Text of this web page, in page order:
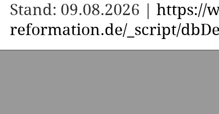
Stand: 09.08.2026 | https://
reformation.de/_script/